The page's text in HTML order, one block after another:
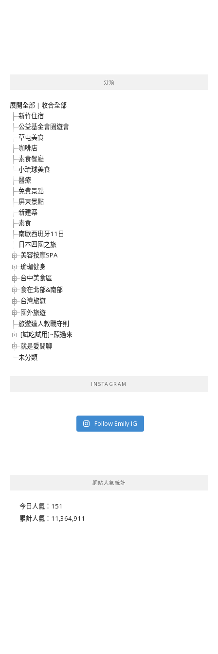
分類
展開全部 | 收合全部
新竹住宿
公益基金會園遊會
草屯美食
咖啡店
素食餐廳
小琉球美食
醫療
免費景點
屏東景點
新建案
素食
南歐西班牙11日
日本四國之旅
美容按摩SPA
瑜珈健身
台中美食區
食在北部&南部
台灣旅遊
國外旅遊
旅遊達人教戰守則
[試吃試用]~照過來
就是愛閒聊
未分類
INSTAGRAM
Follow Emily IG
網站人氣統計
今日人氣： 151
累計人氣： 11,364,911